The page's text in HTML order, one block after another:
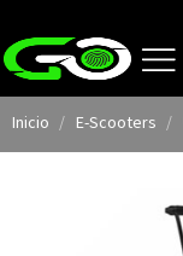
Inicio E-Scooters